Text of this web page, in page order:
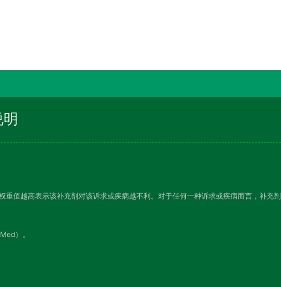
值越高表示该补充剂对该诉求或疾病越不利。对于任何一种诉求或疾病而言，补充剂
）。